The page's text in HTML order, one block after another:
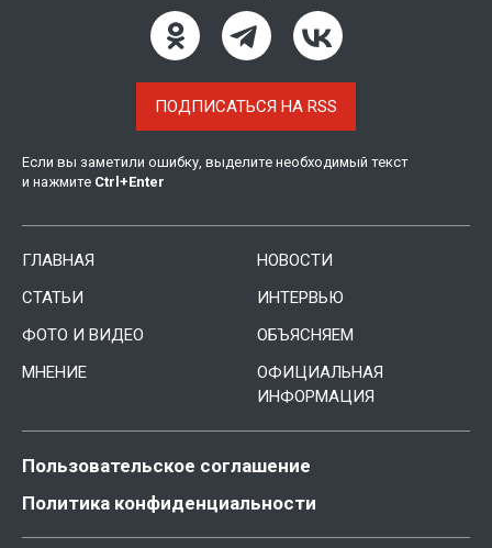
ПОДПИСАТЬСЯ НА RSS
Если вы заметили ошибку, выделите необходимый текст
и нажмите Ctrl +Enter
ГЛАВНАЯ
НОВОСТИ
СТАТЬИ
ИНТЕРВЬЮ
ФОТО И ВИДЕО
ОБЪЯСНЯЕМ
МНЕНИЕ
ОФИЦИАЛЬНАЯ
ИНФОРМАЦИЯ
Пользовательское соглашение
Политика конфиденциальности